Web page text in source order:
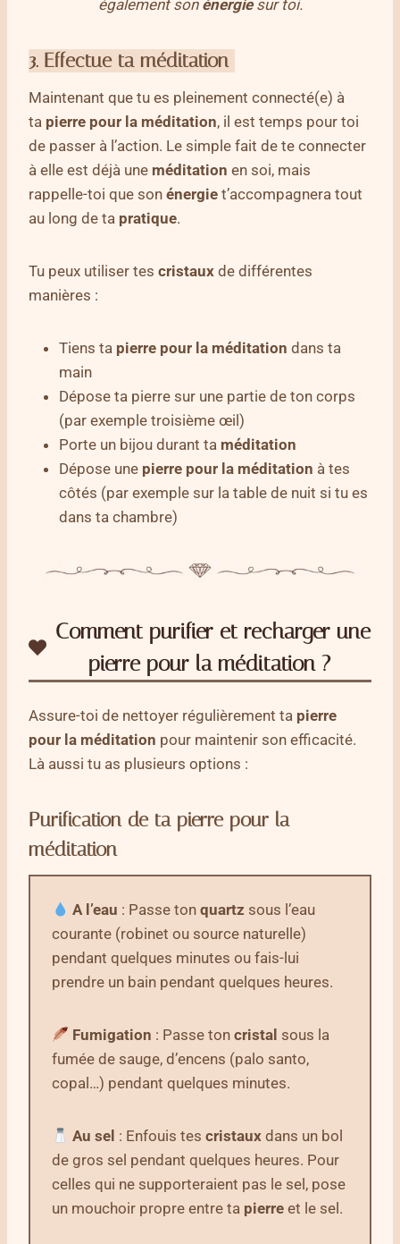
également son énergiesur toi.
3. Effectue ta méditation
Maintenant que tu es pleinement connecté(e) à
ta pierre pour la méditation, il est temps pour toi
de passer à l’action. Le simple fait de te connecter
à elle est déjà une méditation en soi, mais
rappelle-toi que son énergie t’accompagnera tout
au long de ta pratique.
Tu peux utiliser tes cristaux de différentes
manières :
Tiens ta pierre pour la méditation dans ta
main
Dépose ta pierre sur une partie de ton corps
(par exemple troisième œil)
Porte un bijou durant ta méditation
Dépose une pierre pour la méditation à tes
côtés (par exemple sur la table de nuit si tu es
dans ta chambre)
Comment purifier et recharger une
pierre pour la méditation ?
Assure-toi de nettoyer régulièrement ta pierre
pour la méditation pour maintenir son efficacité.
Là aussi tu as plusieurs options :
Purification de ta pierre pour la
méditation
A l’eau : Passe tonquartz sous l’eau
courante (robinet ou source naturelle)
pendant quelques minutes ou fais-lui
prendre un bain pendant quelques heures.
Fumigation : Passe toncristal sous la
fumée de sauge, d’encens (palo santo,
copal…) pendant quelques minutes.
Au sel : Enfouis tescristaux dans un bol
de gros sel pendant quelques heures. Pour
celles qui ne supporteraient pas le sel, pose
un mouchoir propre entre ta pierre et le sel.